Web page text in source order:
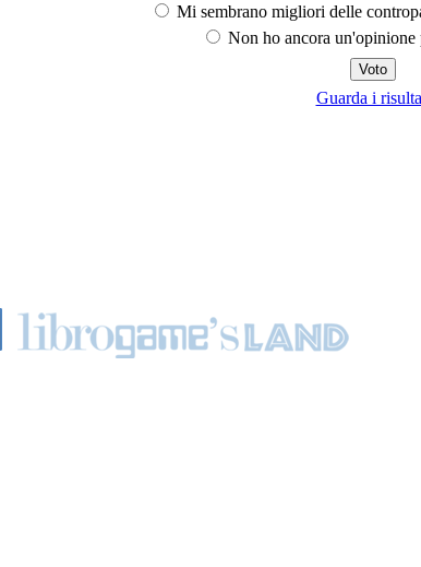
Mi sembrano migliori delle
Non ho ancora un'opinione
Guarda i